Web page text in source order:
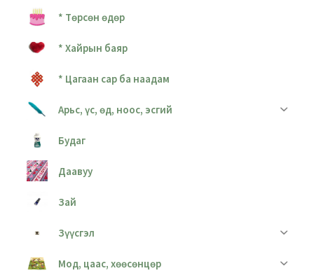
* Төрсөн өдөр
* Хайрын баяр
* Цагаан сар ба наадам
Арьс, үс, өд, ноос, эсгий
Будаг
Даавуу
Зай
Зүүсгэл
Мод, цаас, хөөсөнцөр